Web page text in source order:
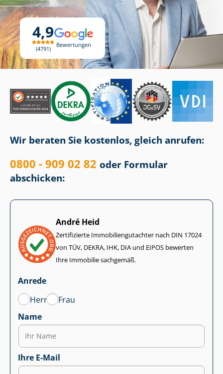
4,9
4791
Bewertungen
Wir beraten Sie kostenlos, gleich anrufen:
0800 - 909 02 82 oder Formular
abschicken:
André Heid
Zertifizierte Im­mo­bi­li­en­gut­ach­ter nach DIN 17024
von TÜV, DEKRA, IHK, DIA und EIPOS bewerten
Ihre Immobilie sachgemäß.
Anrede
Herr
Frau
Name
Ihre E-Mail